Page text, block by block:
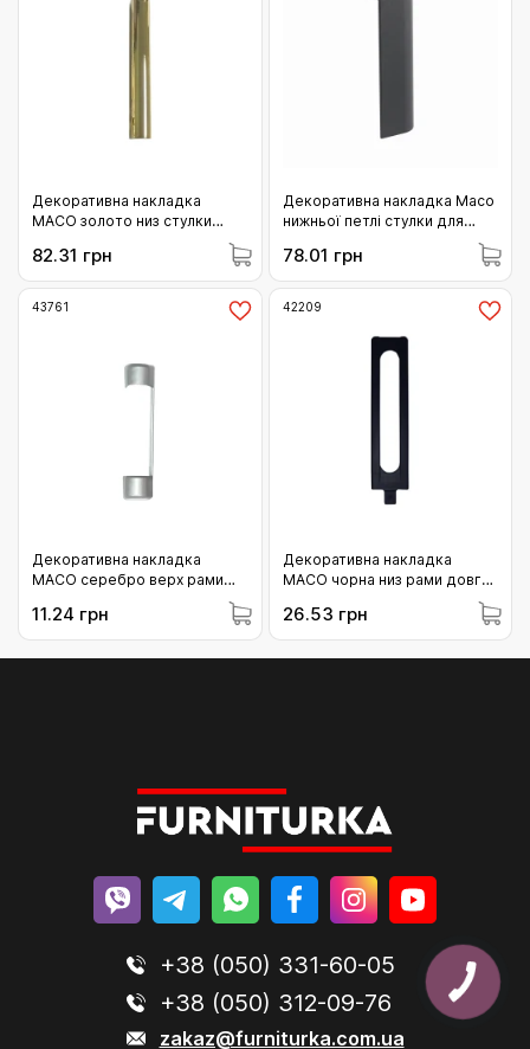
Декоративна накладка
MACO золото низ стулки
82.31 грн
Декоративна накладка Maco
нижньої петлі стулки для
наплав права антрацит
(372062)
78.01 грн
43761
Декоративна накладка
MACO серебро верх рами
11.24 грн
42209
Декоративна накладка
MACO чорна низ рами довга
26.53 грн
+38 (050) 331-60-05
+38 (050) 312-09-76
zakaz@furniturka.com.ua